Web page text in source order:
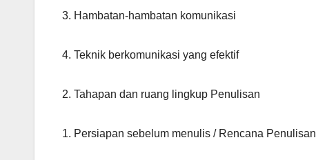
3. Hambatan-hambatan komunikasi
4. Teknik berkomunikasi yang efektif
2. Tahapan dan ruang lingkup Penulisan
1. Persiapan sebelum menulis / Rencana Penulisan